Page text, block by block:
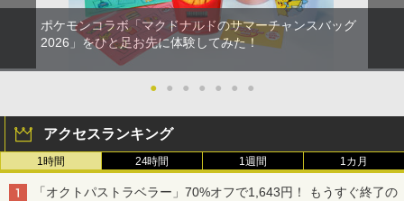
ポケモンコラボ「マクドナルドのサマーチャンスバッグ
2026」をひと足お先に体験してみた！
● ● ● ● ● ● ●
アクセスランキング
1時間 24時間 1週間 1カ月
「オクトパストラベラー」70%オフで1,643円！ もうすぐ終了の